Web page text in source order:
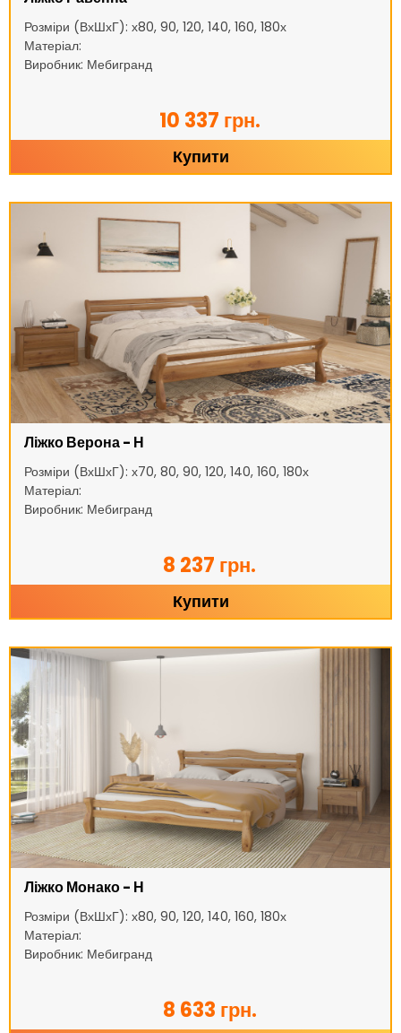
Розміри (ВхШхГ): х80, 90, 120, 140, 160, 180х
Матеріал:
Виробник: Мебигранд
10 337 грн.
Купити
Ліжко Верона - Н
Розміри (ВхШхГ): х70, 80, 90, 120, 140, 160, 180х
Матеріал:
Виробник: Мебигранд
8 237 грн.
Купити
Ліжко Монако - Н
Розміри (ВхШхГ): х80, 90, 120, 140, 160, 180х
Матеріал:
Виробник: Мебигранд
8 633 грн.